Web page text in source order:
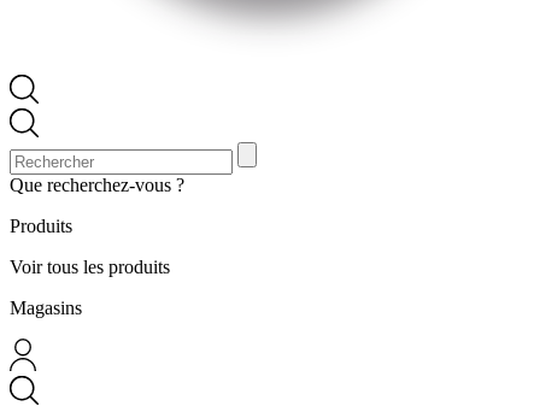
Que recherchez-vous ?
Produits
Voir tous les produits
Magasins